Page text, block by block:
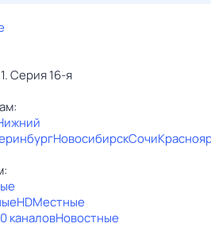
Серия 16-я
НовосибирскСочи
HDМестные
каналовНовостные